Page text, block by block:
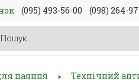
(095) 493-56-00 (098) 264-
паяння > Технічний